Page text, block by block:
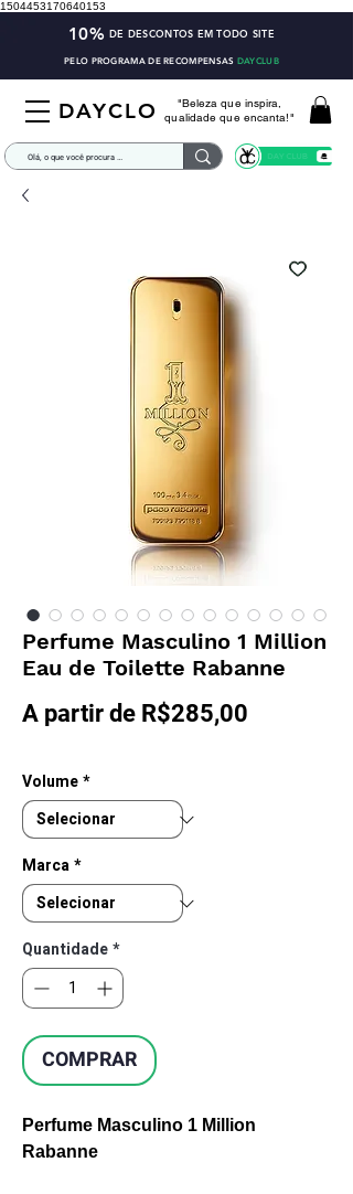
1504453170640153
10% DE DESCONTOS EM TODO SITE
PELO PROGRAMA DE RECOMPENSAS DAYCLUB
DAYCLO
"Beleza que inspira,
qualidade que encanta!"
Perfume Masculino 1 Million
Eau de Toilette Rabanne
A partir de R$285,00
Volume*
Marca*
Quantidade*
COMPRAR
Perfume Masculino 1 Million
Rabanne